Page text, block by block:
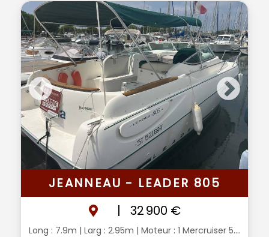
JEANNEAU - LEADER 805
|
32 900 €
Long : 7.9m | Larg : 2.95m | Moteur : 1 Mercruiser 5....